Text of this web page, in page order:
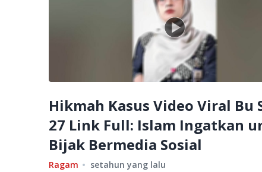
Hikmah Kasus Video Viral Bu
27 Link Full: Islam Ingatkan
Bijak Bermedia Sosial
Ragam setahun yang lalu